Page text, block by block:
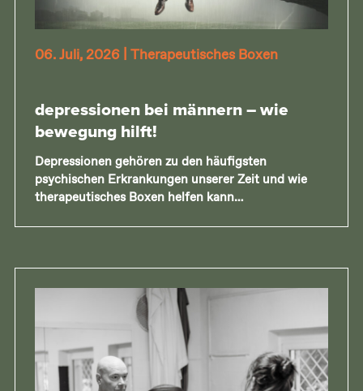
06. Juli, 2026 | Therapeutisches Boxen
depressionen bei männern – wie
bewegung hilft!
Depressionen gehören zu den häufigsten
psychischen Erkrankungen unserer Zeit und wie
therapeutisches Boxen helfen kann…